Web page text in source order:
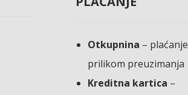
Otkupnina – plaćanje
prilikom preuzimanja
Kreditna kartica –